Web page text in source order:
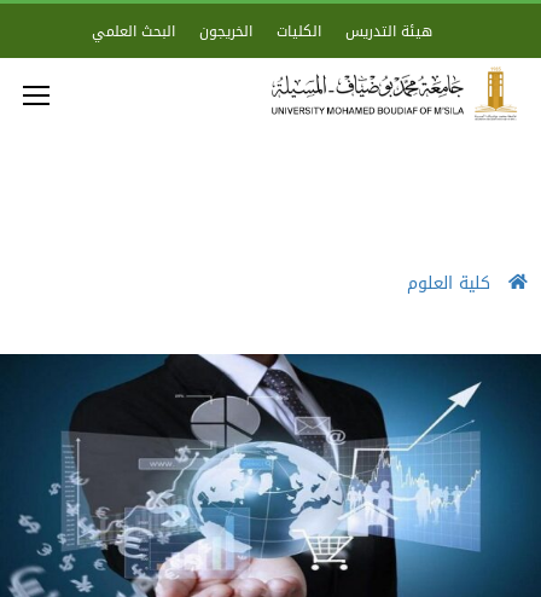
هيئة التدريس الكليات الخريجون البحث العلمي
كلية العلوم